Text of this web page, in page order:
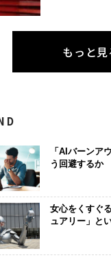
もっと見
「AIバーンア
う回避するか
女心をくすぐ
ュアリー」と